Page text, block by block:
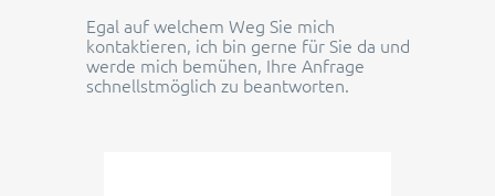
Egal auf welchem Weg Sie mich
kontaktieren, ich bin gerne für Sie da und
werde mich bemühen, Ihre Anfrage
schnellstmöglich zu beantworten.